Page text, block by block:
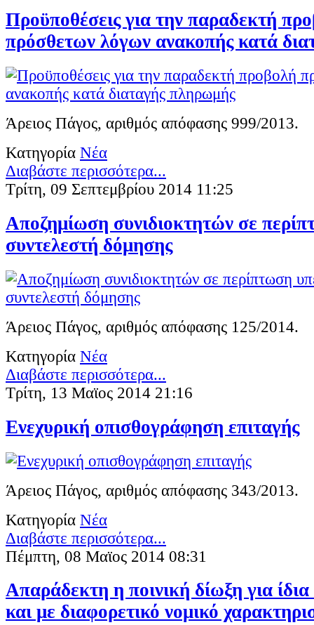
Προϋποθέσεις για την παραδεκτή
πρόσθετων λόγων ανακοπής κατά
Άρειος Πάγος, αριθμός απόφασης 999/2013.
Κατηγορία Νέα
Διαβάστε περισσότερα...
Τρίτη, 09 Σεπτεμβρίου 2014 11:25
Αποζημίωση συνιδιοκτητών σε
συντελεστή δόμησης
Άρειος Πάγος, αριθμός απόφασης 125/2014.
Κατηγορία Νέα
Διαβάστε περισσότερα...
Τρίτη, 13 Μαϊος 2014 21:16
Ενεχυρική οπισθογράφηση επιταγής
Άρειος Πάγος, αριθμός απόφασης 343/2013.
Κατηγορία Νέα
Διαβάστε περισσότερα...
Πέμπτη, 08 Μαϊος 2014 08:31
Απαράδεκτη η ποινική δίωξη για
και με διαφορετικό νομικό